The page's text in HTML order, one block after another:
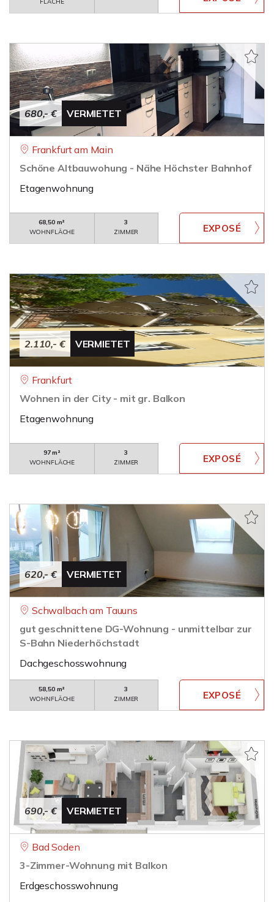
680,- € VERMIETET
Frankfurt am Main
Schöne Altbauwohung - Nähe Höchster Bahnhof
Etagenwohnung
68,50 m²
WOHNFLÄCHE
3
ZIMMER
2.110,- € VERMIETET
Frankfurt
Wohnen in der City - mit gr. Balkon
Etagenwohnung
97 m²
WOHNFLÄCHE
3
ZIMMER
620,- € VERMIETET
Schwalbach am Tauuns
gut geschnittene DG-Wohnung - unmittelbar zur
S-Bahn Niederhöchstadt
Dachgeschosswohnung
58,50 m²
WOHNFLÄCHE
3
ZIMMER
690,- € VERMIETET
Bad Soden
3-Zimmer-Wohnung mit Balkon
Erdgeschosswohnung